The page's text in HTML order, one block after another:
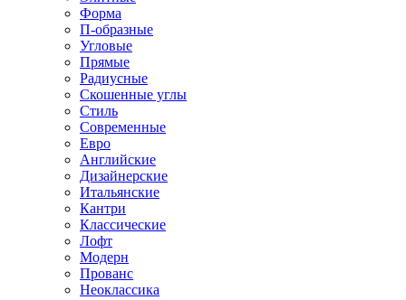
Форма
П-образные
Угловые
Прямые
Радиусные
Скошенные углы
Стиль
Современные
Евро
Английские
Дизайнерские
Итальянские
Кантри
Классические
Лофт
Модерн
Прованс
Неоклассика